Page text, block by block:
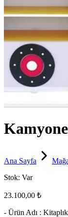
Ana Sayfa
Stok: Var
23.100,00 ₺
- Ürün Adı :